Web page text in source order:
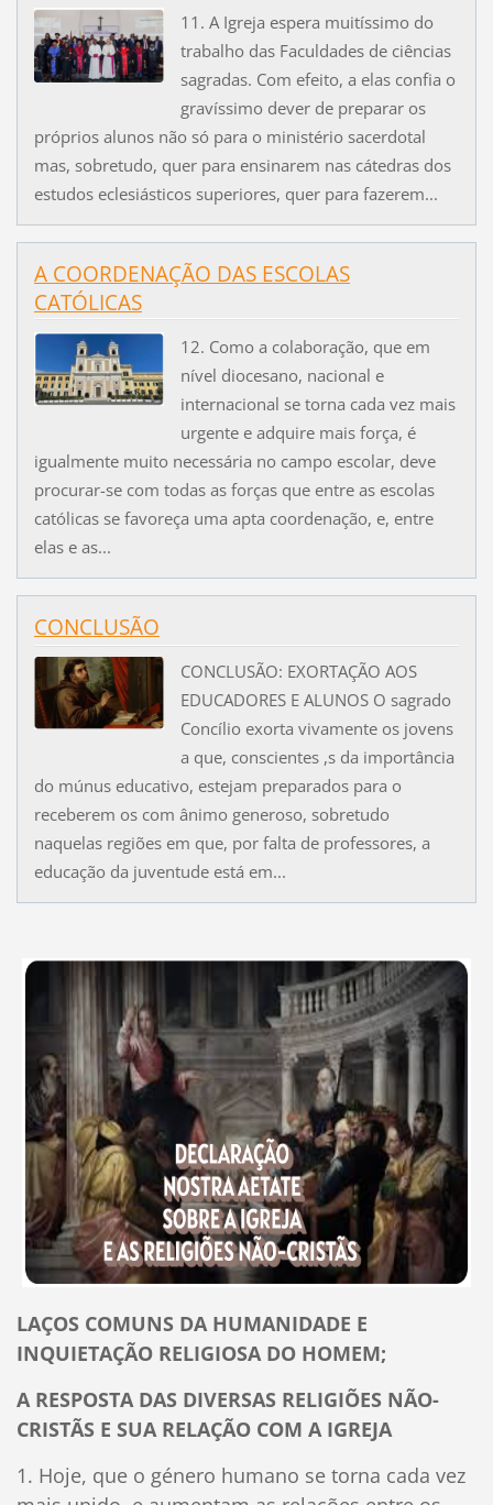
11. A Igreja espera muitíssimo do
trabalho das Faculdades de ciências
sagradas. Com efeito, a elas confia o
gravíssimo dever de preparar os
próprios alunos não só para o ministério sacerdotal
mas, sobretudo, quer para ensinarem nas cátedras dos
estudos eclesiásticos superiores, quer para fazerem...
A COORDENAÇÃO DAS ESCOLAS
CATÓLICAS
12. Como a colaboração, que em
nível diocesano, nacional e
internacional se torna cada vez mais
urgente e adquire mais força, é
igualmente muito necessária no campo escolar, deve
procurar-se com todas as forças que entre as escolas
católicas se favoreça uma apta coordenação, e, entre
elas e as...
CONCLUSÃO
CONCLUSÃO: EXORTAÇÃO AOS
EDUCADORES E ALUNOS O sagrado
Concílio exorta vivamente os jovens
a que, conscientes ,s da importância
do múnus educativo, estejam preparados para o
receberem os com ânimo generoso, sobretudo
naquelas regiões em que, por falta de professores, a
educação da juventude está em...
LAÇOS COMUNS DA HUMANIDADE E
INQUIETAÇÃO RELIGIOSA DO HOMEM;
A RESPOSTA DAS DIVERSAS RELIGIÕES NÃO-
CRISTÃS E SUA RELAÇÃO COM A IGREJA
1. Hoje, que o género humano se torna cada vez